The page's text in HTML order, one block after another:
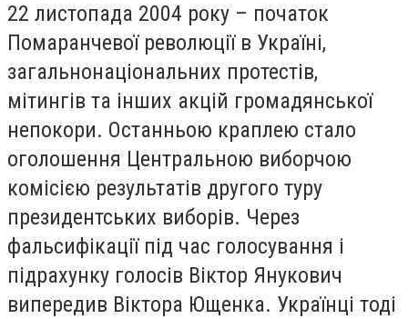
22 листопада 2004 року – початок
Помаранчевої революції в Україні,
загальнонаціональних протестів,
мітингів та інших акцій громадянської
непокори. Останньою краплею стало
оголошення Центральною виборчою
комісією результатів другого туру
президентських виборів. Через
фальсифікації під час голосування і
підрахунку голосів Віктор Янукович
випередив Віктора Ющенка. Українці тоді